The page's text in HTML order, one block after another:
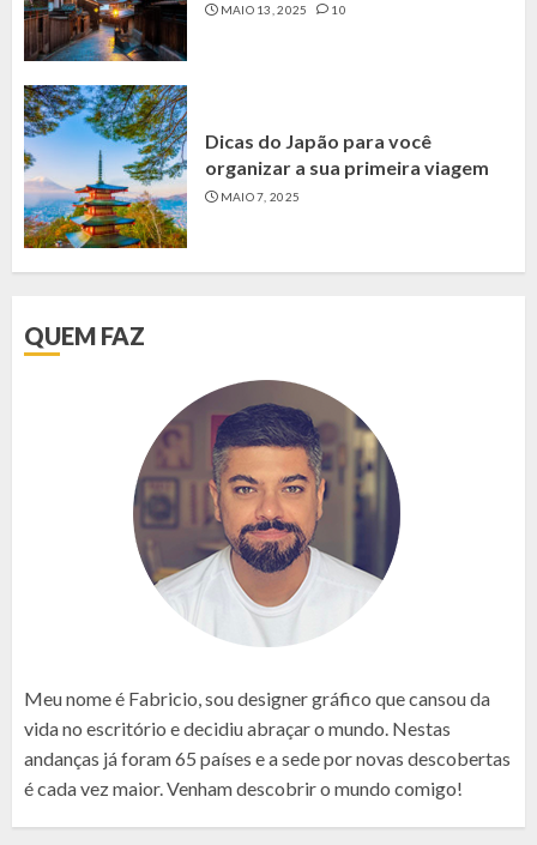
MAIO 13, 2025 10
Dicas do Japão para você
organizar a sua primeira viagem
MAIO 7, 2025
QUEM FAZ
Meu nome é Fabricio, sou designer gráfico que cansou da
vida no escritório e decidiu abraçar o mundo. Nestas
andanças já foram 65 países e a sede por novas descobertas
é cada vez maior. Venham descobrir o mundo comigo!